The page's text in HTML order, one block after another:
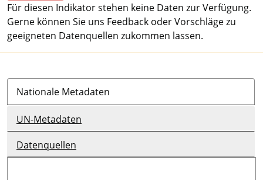
Für diesen Indikator stehen keine Daten zur Verfügung.
Gerne können Sie uns Feedback oder Vorschläge zu
geeigneten Datenquellen zukommen lassen.
Nationale Metadaten
UN-Metadaten
Datenquellen